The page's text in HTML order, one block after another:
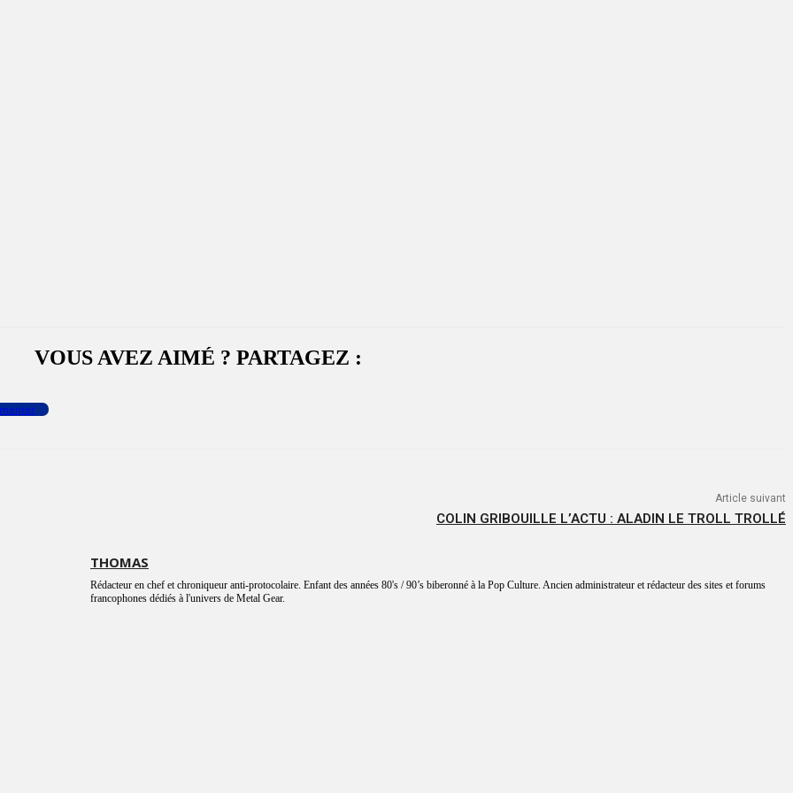
VOUS AVEZ AIMÉ ? PARTAGEZ :
Article suivant
COLIN GRIBOUILLE L’ACTU : ALADIN LE TROLL TROLLÉ
THOMAS
Rédacteur en chef et chroniqueur anti-protocolaire. Enfant des années 80's / 90’s biberonné à la Pop Culture. Ancien administrateur et rédacteur des sites et forums
francophones dédiés à l'univers de Metal Gear.